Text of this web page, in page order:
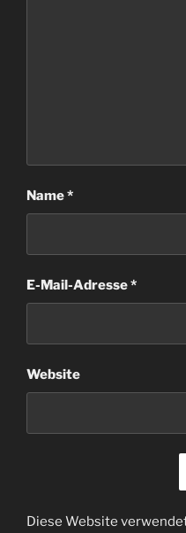
Name*
E-Mail-Adresse*
Website
Diese Website